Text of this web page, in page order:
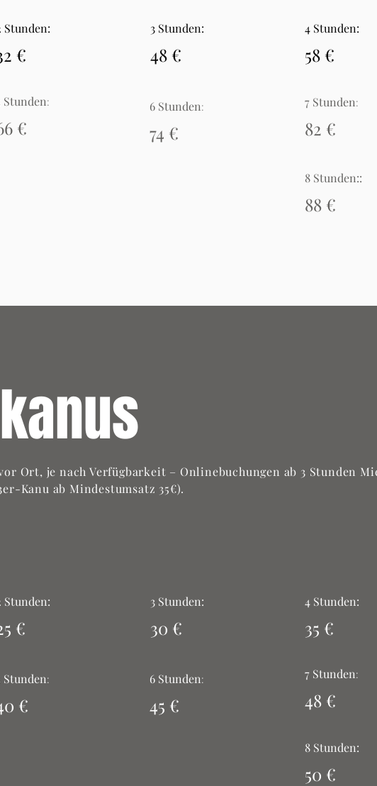
Stunden:
€
Stunden:
€
3 Stunden:
48€
6 Stunden:
74 €
4 Stunden:
58€
7 Stunden:
82 €
8 Stunden::
88 €
kanus
Ort, je nach Verfügbarkeit – Onlinebuchungen ab 3 Stunden
Kanu ab Mindestumsatz 35€).
Stunden:
€
Stunden:
€
3 Stunden:
30 €
6 Stunden:
45 €
4 Stunden:
35 €
7 Stunden:
48 €
8 Stunden:
50 €